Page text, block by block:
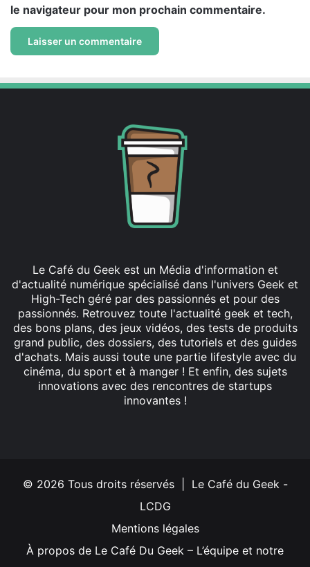
le navigateur pour mon prochain commentaire.
Le Café du Geek est un Média d'information et
d'actualité numérique spécialisé dans l'univers Geek et
High-Tech géré par des passionnés et pour des
passionnés. Retrouvez toute l'actualité geek et tech,
des bons plans, des jeux vidéos, des tests de produits
grand public, des dossiers, des tutoriels et des guides
d'achats. Mais aussi toute une partie lifestyle avec du
cinéma, du sport et à manger ! Et enfin, des sujets
innovations avec des rencontres de startups
innovantes !
© 2026 Tous droits réservés | Le Café du Geek -
LCDG
Mentions légales
À propos de Le Café Du Geek – L’équipe et notre